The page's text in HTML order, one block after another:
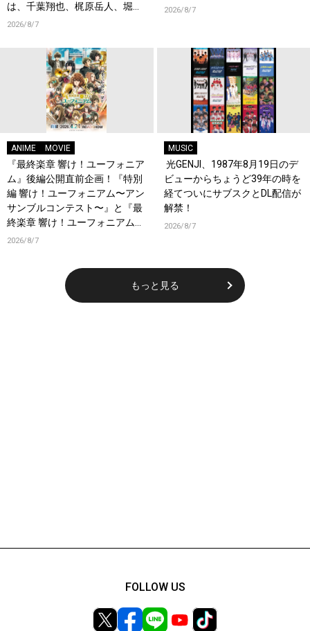
は、千葉翔也、梶原岳人、堀江
瞬、綿貫竜之介！PV第1弾公
2026/8/7
2026/8/7
ANIME MOVIE
『最終楽章 響け！ユーフォニア
ム』後編公開直前企画！『特別
編 響け！ユーフォニアム〜アン
サンブルコンテスト〜』と『最
終楽章 響け！ユーフォニアム』
前編の一挙上映が決定！
2026/8/7
MUSIC
光GENJI、1987年8月19日のデ
ビューからちょうど39年の時を
経てついにサブスクとDL配信が
解禁！
2026/8/7
もっと見る
FOLLOW US